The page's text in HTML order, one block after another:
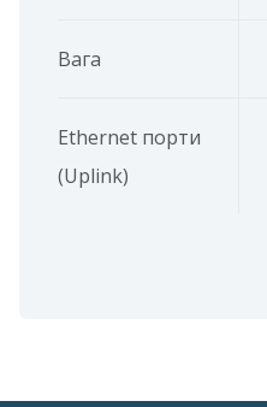
Вага
Ethernet порти
(Uplink)